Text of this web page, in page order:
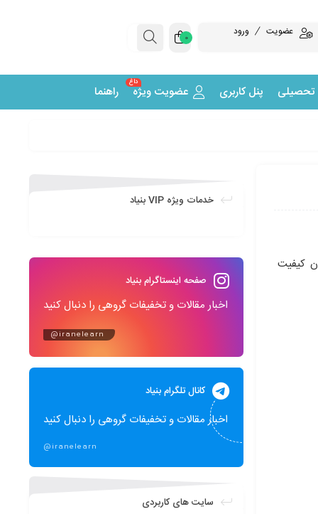
عضویت ورود 0
تحصیلی پنل کاربری عضویت ویژه
داغ
راهنما
کیفیت
خدمات ویژه VIP بنیاد
صفحه اینستاگرام بنیاد
اخبار مقالات و تخفیفات گروهی را دنبال کنید
@iranelearn
کانال تلگرام بنیاد
اخبار مقالات و تخفیفات گروهی را دنبال کنید
@iranelearn
سایت های کاربردی